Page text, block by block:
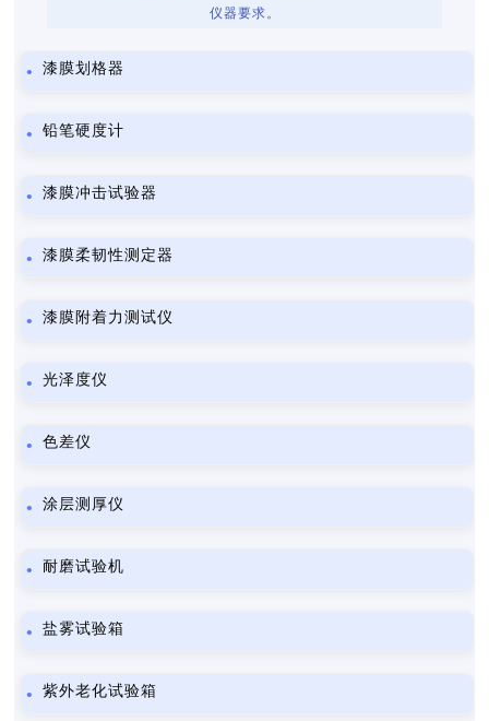
仪器要求。
漆膜划格器
铅笔硬度计
漆膜冲击试验器
漆膜柔韧性测定器
漆膜附着力测试仪
光泽度仪
色差仪
涂层测厚仪
耐磨试验机
盐雾试验箱
紫外老化试验箱